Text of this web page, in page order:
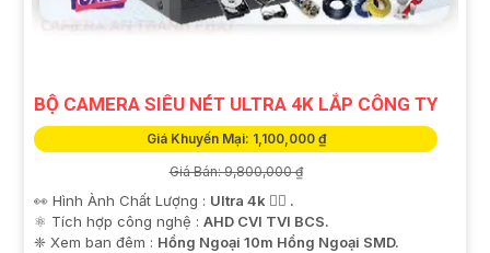
BỘ CAMERA SIÊU NÉT ULTRA 4K LẮP CÔNG TY
Giá Khuyến Mại: 1,100,000 ₫
Giá Bán: 9,800,000 ₫
👀 Hình Ành Chất Lượng : Ultra 4k 👍🏾 .
⚛️ Tích hợp công nghệ : AHD CVI TVI BCS.
❈ Xem ban đêm : Hồng Ngoại 10m Hồng Ngoại SMD.